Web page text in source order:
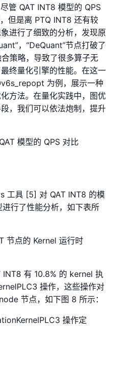
管 QAT INT8 模型的 QPS
但是离 PTQ INT8 还有较
进行了细致的分析，发现原
，“DeQuant”节点打破了
策略，导致了很多算子无
终量化引擎的性能。在这一
为例，展示一种
方法。在量化实践中，图优
，我们可以依法炮制，提升
工具 [5] 对 QAT INT8 的模
行了性能分析，如下表所
INT8 有 10.8% 的 kernel 执
操作，这些操作对
节点，如下图 8 所示：